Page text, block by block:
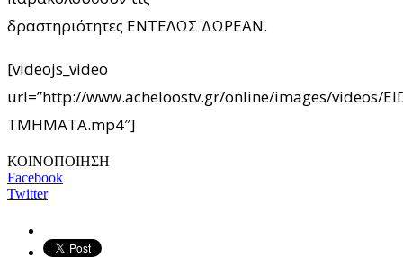
δραστηριότητες ΕΝΤΕΛΩΣ ΔΩΡΕΑΝ.
[videojs_video
url=”http://www.acheloostv.gr/online/images/videos/
TMHMATA.mp4″]
ΚΟΙΝΟΠΟΙΗΣΗ
Facebook
Twitter